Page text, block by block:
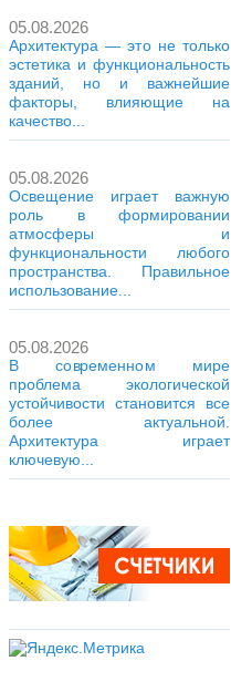
05.08.2026
Архитектура — это не только
эстетика и функциональность
зданий, но и важнейшие
факторы, влияющие на
качество...
05.08.2026
Освещение играет важную
роль в формировании
атмосферы и
функциональности любого
пространства. Правильное
использование...
05.08.2026
В современном мире
проблема экологической
устойчивости становится все
более актуальной.
Архитектура играет
ключевую...